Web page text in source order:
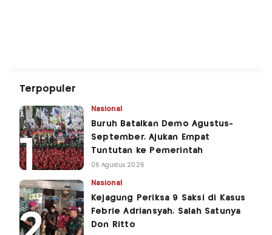
Terpopuler
Nasional
Buruh Batalkan Demo Agustus-
September, Ajukan Empat
Tuntutan ke Pemerintah
06 Agustus 2026
Nasional
Kejagung Periksa 9 Saksi di Kasus
Febrie Adriansyah, Salah Satunya
Don Ritto